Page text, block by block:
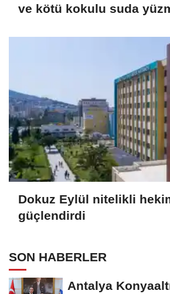
ve kötü kokulu suda
Dokuz Eylül nitelikli
güçlendirdi
SON HABERLER
Antalya